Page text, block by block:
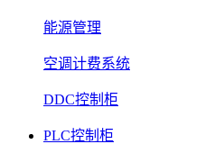
能源管理
空调计费系统
DDC控制柜
PLC控制柜